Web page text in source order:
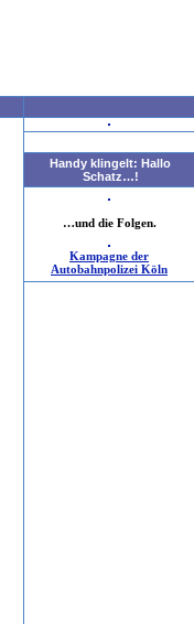
Handy klingelt: Hallo
Schatz…!
…und die Folgen.
Kampagne der
Autobahnpolizei Köln